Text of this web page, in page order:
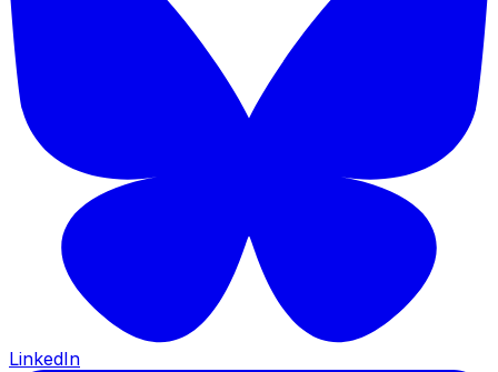
LinkedIn